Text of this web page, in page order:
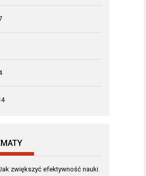
zwiększyć efektywność nauki